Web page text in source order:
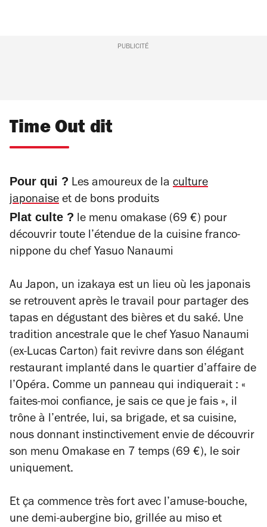
PUBLICITÉ
Time Out dit
Pour qui ? Les amoureux de la culture
japonaise et de bons produits
Plat culte ? le menu omakase (69 €) pour
découvrir toute l’étendue de la cuisine franco-
nippone du chef Yasuo Nanaumi
Au Japon, un izakaya est un lieu où les japonais
se retrouvent après le travail pour partager des
tapas en dégustant des bières et du saké. Une
tradition ancestrale que le chef Yasuo Nanaumi
(ex-Lucas Carton) fait revivre dans son élégant
restaurant implanté dans le quartier d’affaire de
l’Opéra. Comme un panneau qui indiquerait : «
faites-moi confiance, je sais ce que je fais », il
trône à l’entrée, lui, sa brigade, et sa cuisine,
nous donnant instinctivement envie de découvrir
son menu Omakase en 7 temps (69 €), le soir
uniquement.
Et ça commence très fort avec l’amuse-bouche,
une demi-aubergine bio, grillée au miso et